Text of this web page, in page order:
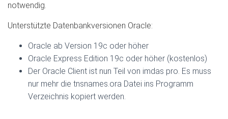
notwendig.
Unterstützte Datenbankversionen Oracle:
Oracle ab Version 19c oder höher
Oracle Express Edition 19c oder höher (kostenlos)
Der Oracle Client ist nun Teil von imdas pro. Es muss
nur mehr die tnsnames.ora Datei ins Programm
Verzeichnis kopiert werden.